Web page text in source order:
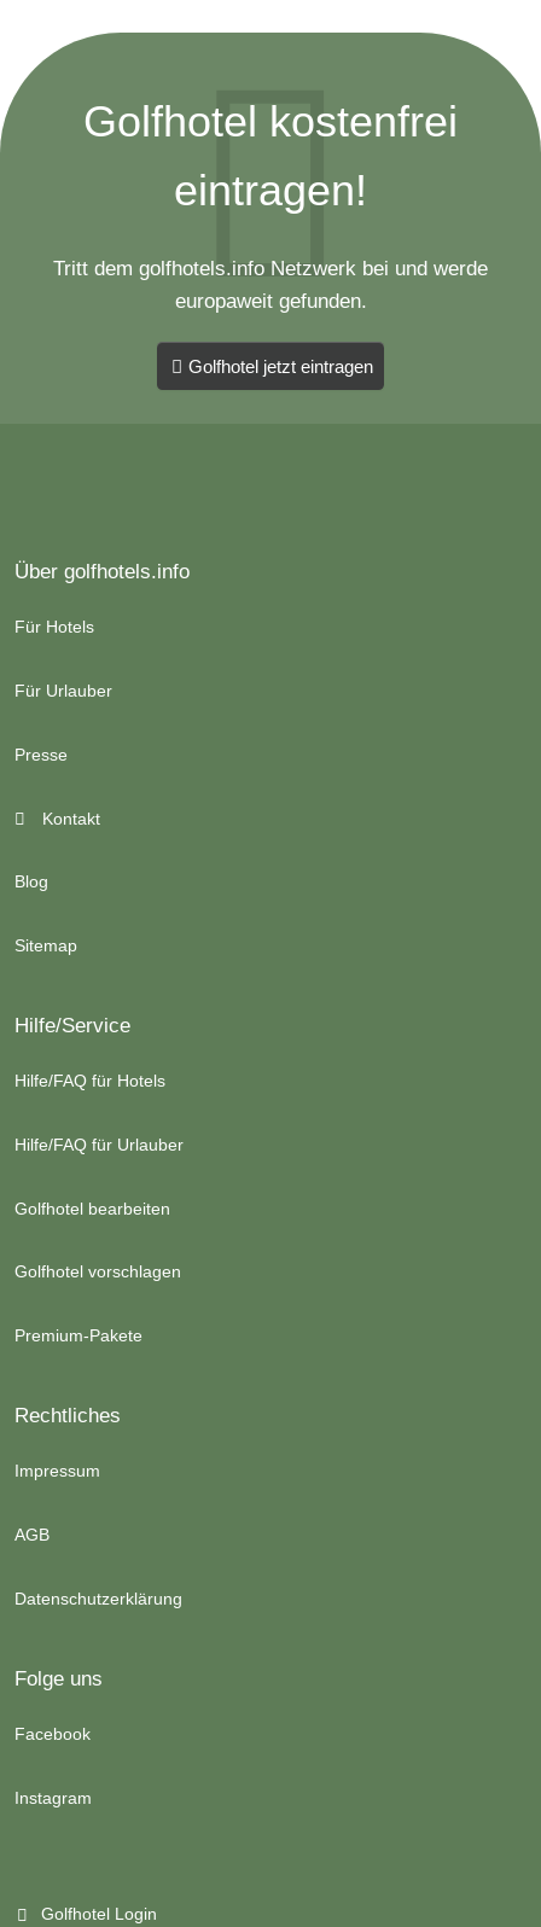
Golfhotel kostenfrei
eintragen!
Tritt dem golfhotels.info Netzwerk bei und werde
europaweit gefunden.
Golfhotel jetzt eintragen
Über golfhotels.info
Für Hotels
Für Urlauber
Presse
Kontakt
Blog
Sitemap
Hilfe/Service
Hilfe/FAQ für Hotels
Hilfe/FAQ für Urlauber
Golfhotel bearbeiten
Golfhotel vorschlagen
Premium-Pakete
Rechtliches
Impressum
AGB
Datenschutzerklärung
Folge uns
Facebook
Instagram
Golfhotel Login